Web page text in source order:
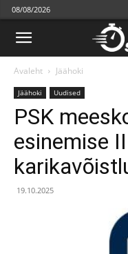
08/08/2026
Avaleht Jäähoki
Jäähoki Uudised
PSK
esinemise
19.10.2025